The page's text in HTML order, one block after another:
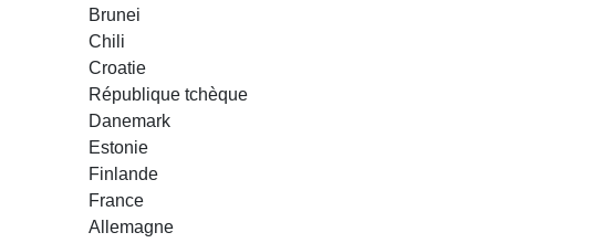
Brunei
Chili
Croatie
République tchèque
Danemark
Estonie
Finlande
France
Allemagne